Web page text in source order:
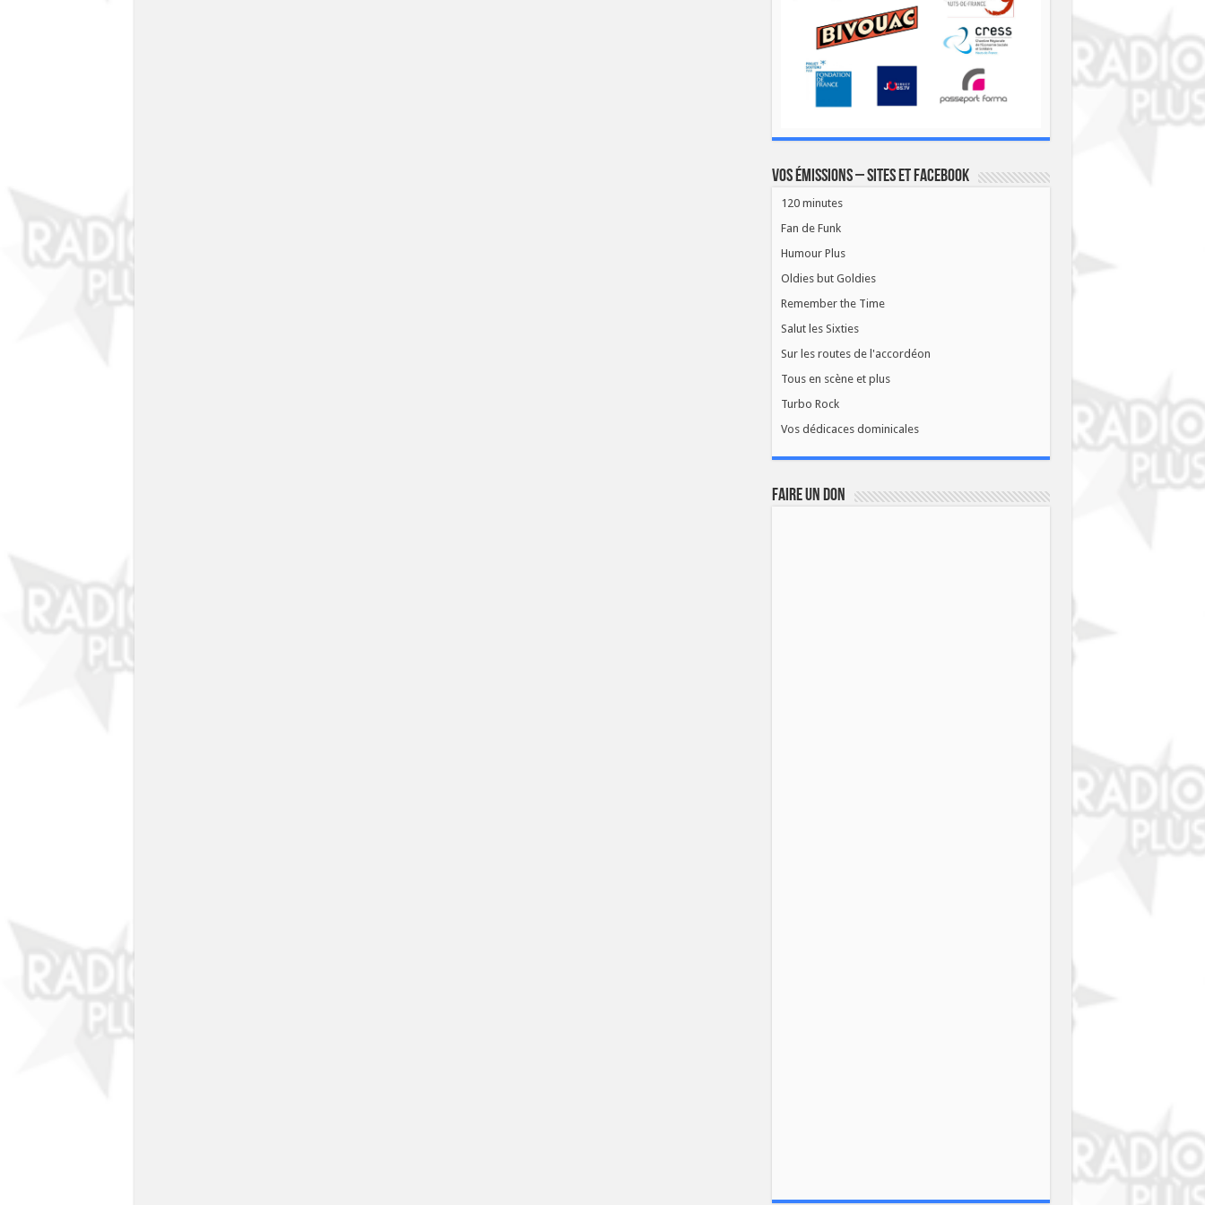
Vos émissions – Sites et Facebook
120 minutes
Fan de Funk
Humour Plus
Oldies but Goldies
Remember the Time
Salut les Sixties
Sur les routes de l'accordéon
Tous en scène et plus
Turbo Rock
Vos dédicaces dominicales
FAIRE UN DON